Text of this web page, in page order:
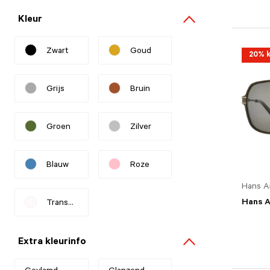
Kleur
Zwart
Refine by Kleur: Zwart
Goud
Refine by Kleur: Goud
Grijs
Refine by Kleur: Grijs
Bruin
Refine by Kleur: Bruin
Groen
Refine by Kleur: Groen
Zilver
Refine by Kleur: Zilver
Blauw
Refine by Kleur: Blauw
Roze
Refine by Kleur: Roze
Transparant
Extra kleurinfo
20%
Hans
Hans